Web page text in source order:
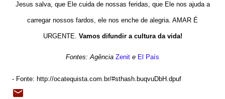
Jesus salva, que Ele cuida de nossas feridas, que Ele nos ajuda a
carregar nossos fardos, ele nos enche de alegria. AMAR É
URGENTE. Vamos difundir a cultura da vida!
Fontes: Agência Zenit e El País
- Fonte: http://ocatequista.com.br/#sthash.buqvuDbH.dpuf